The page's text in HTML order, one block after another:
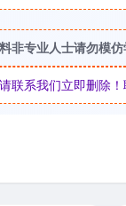
非专业人士请勿模仿
联系我们立即删除